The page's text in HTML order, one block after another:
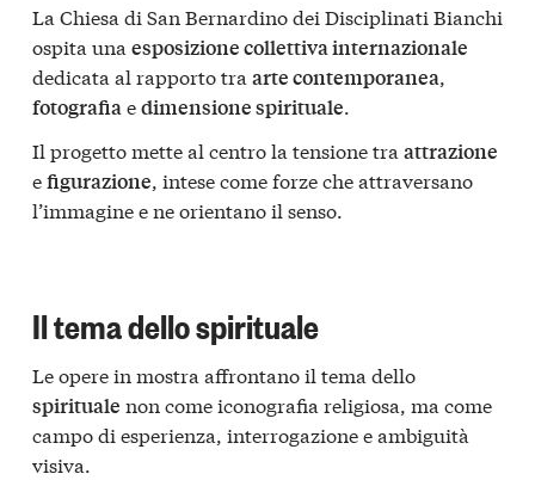
La Chiesa di San Bernardino dei Disciplinati Bianchi
ospita una esposizione collettiva internazionale
dedicata al rapporto tra arte contemporanea,
fotografiaedimensione spirituale.
Il progetto mette al centro la tensione tra attrazione
efigurazione, intese come forze che attraversano
l’immagine e ne orientano il senso.
Il tema dello spirituale
Le opere in mostra affrontano il tema dello
spirituale non come iconografia religiosa, ma come
campo di esperienza, interrogazione e ambiguità
visiva.